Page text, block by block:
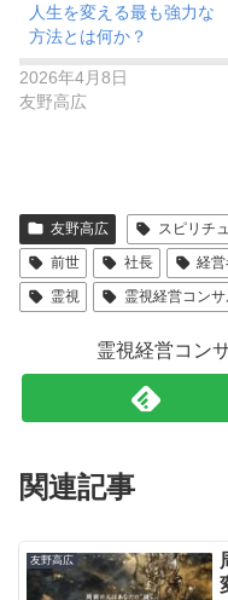
​​人生を変える最も強力な
方法とは何か？
2026年4月8日
友野高広
友野高広 スピリチ
前世
社長 経
霊視
霊視経営コンサ
霊視経営コン
関連記事
友野高広